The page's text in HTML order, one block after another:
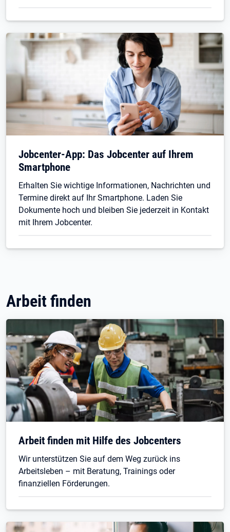
Jobcenter-App: Das Jobcenter auf Ihrem
Smartphone
Erhalten Sie wichtige Informationen, Nachrichten und
Termine direkt auf Ihr Smartphone. Laden Sie
Dokumente hoch und bleiben Sie jederzeit in Kontakt
mit Ihrem Jobcenter.
Arbeit finden
Arbeit finden mit Hilfe des Jobcenters
Wir unterstützen Sie auf dem Weg zurück ins
Arbeitsleben – mit Beratung, Trainings oder
finanziellen Förderungen.